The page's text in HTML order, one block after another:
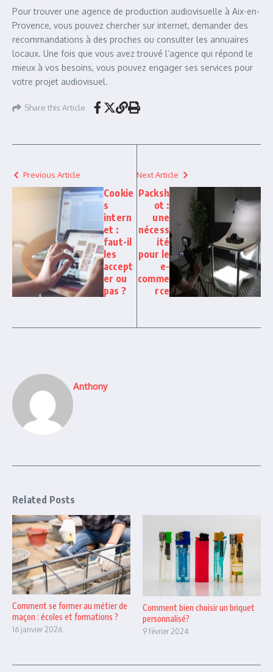
Pour trouver une agence de production audiovisuelle à Aix-en-
Provence, vous pouvez chercher sur internet, demander des
recommandations à des proches ou consulter les annuaires
locaux. Une fois que vous avez trouvé l’agence qui répond le
mieux à vos besoins, vous pouvez engager ses services pour
votre projet audiovisuel.
Share this Article
Previous Article
Cookie
s
intern
et :
faut-il
les
accept
er ou
pas ?
Next Article
Packsh
ot :
une
nécess
ité
pour le
e-
comme
rce
Anthony
Related Posts
Comment se former au métier de
maçon : écoles et formations ?
16 janvier 2026
Comment bien choisir un briquet
personnalisé?
9 février 2024